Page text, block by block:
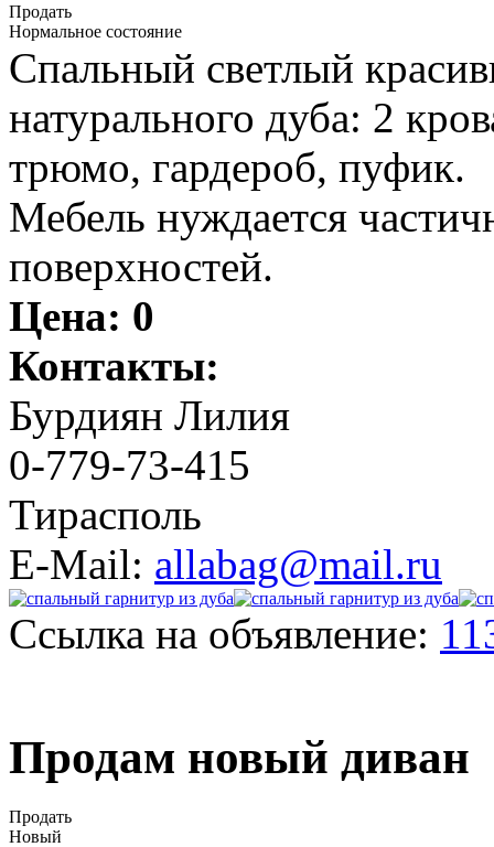
Продать
Нормальное состояние
Спальный светлый
натурального дуба: 2
трюмо, гардероб, пуфик.
Мебель нуждается
поверхностей.
Цена: 0
Контакты:
Бурдиян Лилия
0-779-73-415
Тирасполь
E-Mail: allabag@mail.ru
Ссылка на объявление:
Продам новый диван
Продать
Новый